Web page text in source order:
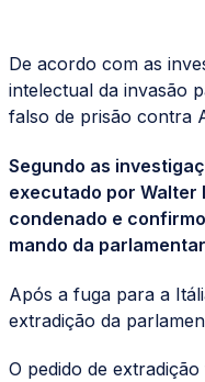
De acordo com as
intelectual da invasão
falso de prisão contra
Segundo as
executado por Walter
condenado e
mando da
Após a fuga para a
extradição da
O pedido de